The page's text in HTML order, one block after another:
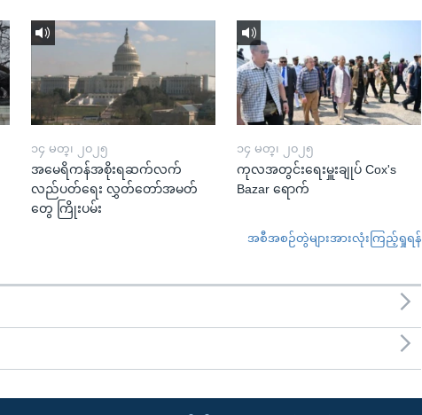
၁၄ မတ္၊ ၂၀၂၅
အမေရိကန်အစိုးရဆက်လက်
လည်ပတ်ရေး လွှတ်တော်အမတ်
တွေ ကြိုးပမ်း
၁၄ မတ္၊ ၂၀၂၅
ကုလအတွင်းရေးမှူးချုပ် Cox's
Bazar ရောက်
အစီအစဉ်တွဲများအားလုံးကြည့်ရှုရန်